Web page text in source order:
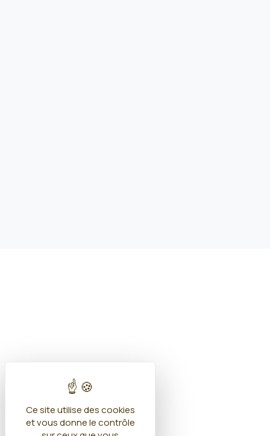
Ce site utilise des cookies
et vous donne le contrôle